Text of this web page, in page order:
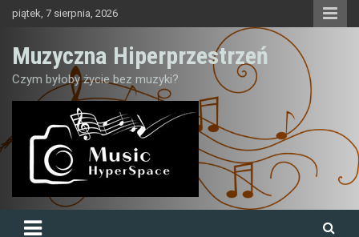
Skippiątek, 7 sierpnia, 2026
Muzyczna Hiperprzestrzeń
Czym byłoby życie bez muzyki?